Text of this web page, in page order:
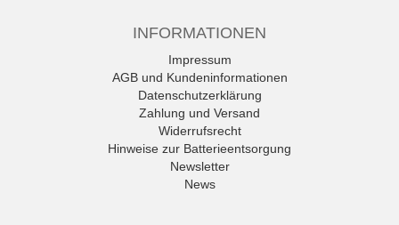
INFORMATIONEN
Impressum
AGB und Kundeninformationen
Datenschutzerklärung
Zahlung und Versand
Widerrufsrecht
Hinweise zur Batterieentsorgung
Newsletter
News